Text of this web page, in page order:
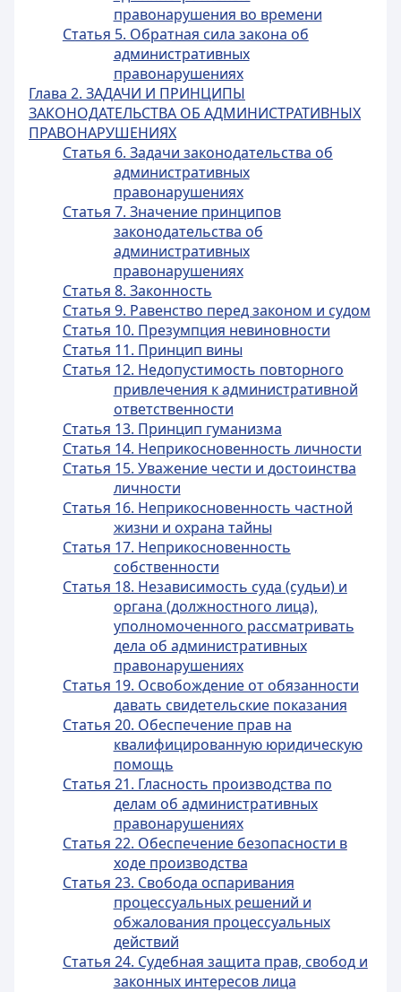
правонарушения во времени
Статья 5. Обратная сила закона об
административных
правонарушениях
Глава 2. ЗАДАЧИ И ПРИНЦИПЫ
ЗАКОНОДАТЕЛЬСТВА ОБ АДМИНИСТРАТИВНЫХ
ПРАВОНАРУШЕНИЯХ
Статья 6. Задачи законодательства об
административных
правонарушениях
Статья 7. Значение принципов
законодательства об
административных
правонарушениях
Статья 8. Законность
Статья 9. Равенство перед законом и судом
Статья 10. Презумпция невиновности
Статья 11. Принцип вины
Статья 12. Недопустимость повторного
привлечения к административной
ответственности
Статья 13. Принцип гуманизма
Статья 14. Неприкосновенность личности
Статья 15. Уважение чести и достоинства
личности
Статья 16. Неприкосновенность частной
жизни и охрана тайны
Статья 17. Неприкосновенность
собственности
Статья 18. Независимость суда (судьи) и
органа (должностного лица),
уполномоченного рассматривать
дела об административных
правонарушениях
Статья 19. Освобождение от обязанности
давать свидетельские показания
Статья 20. Обеспечение прав на
квалифицированную юридическую
помощь
Статья 21. Гласность производства по
делам об административных
правонарушениях
Статья 22. Обеспечение безопасности в
ходе производства
Статья 23. Свобода оспаривания
процессуальных решений и
обжалования процессуальных
действий
Статья 24. Судебная защита прав, свобод и
законных интересов лица